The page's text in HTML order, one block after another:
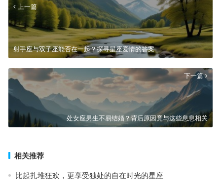
上一篇
射手座与双子座能否在一起？探寻星座爱情的答案
下一篇
处女座男生不易结婚？背后原因竟与这些息息相关
相关推荐
比起扎堆狂欢，更享受独处的自在时光的星座